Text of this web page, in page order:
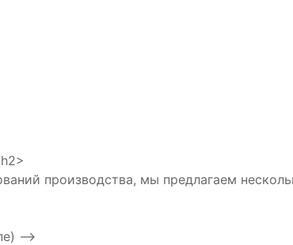
производства, мы предлагаем
-->